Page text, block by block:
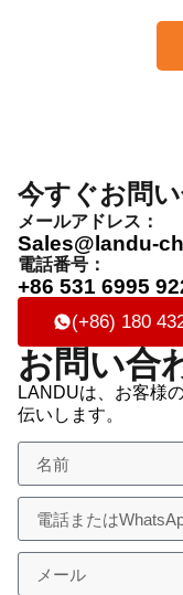
今すぐお問
メールアドレス：
Sales@landu-
電話番号：
+86 531 6995
(+86) 180
お問い合
LANDUは、お客様
伝いします。